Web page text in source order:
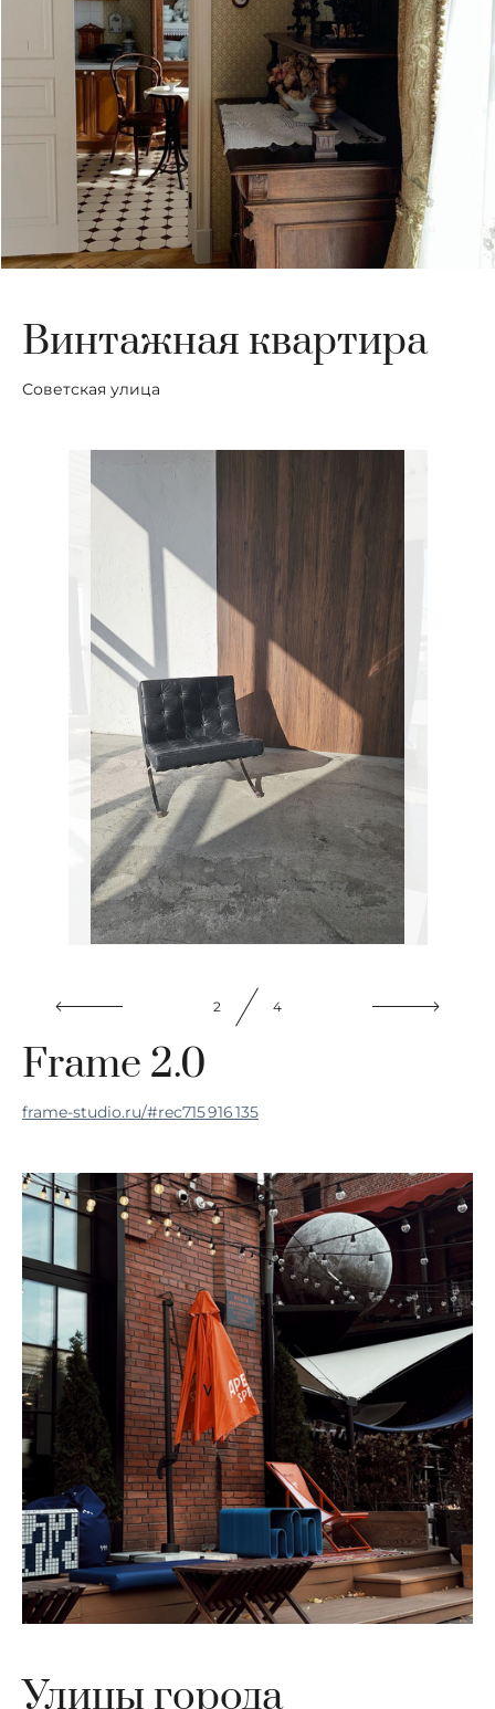
Винтажная квартира
Советская улица
2 4
Frame 2.0
frame-studio.ru/#rec715 916 135
Улицы города